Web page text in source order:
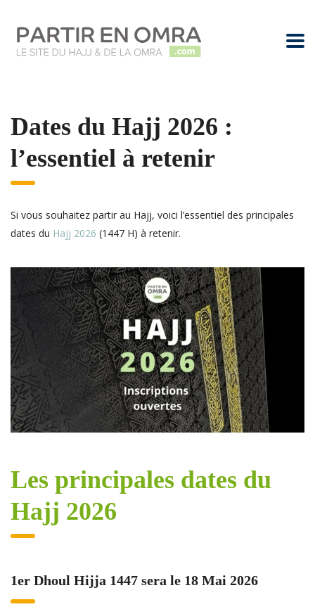
Dates du Hajj 2026 :
l’essentiel à retenir
Si vous souhaitez partir au Hajj, voici l’essentiel des principales
dates du Hajj 2026 (1447 H) à retenir.
Les principales dates du
Hajj 2026
1er Dhoul Hijja 1447 sera le 18 Mai 2026